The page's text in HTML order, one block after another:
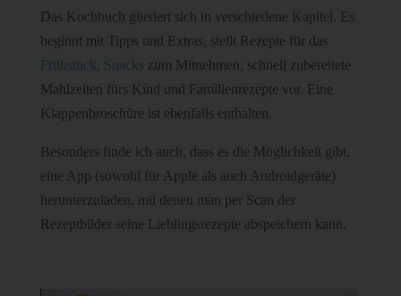
Das Kochbuch gliedert sich in verschiedene Kapitel. Es
beginnt mit Tipps und Extras, stellt Rezepte für das
Frühstück, Snacks zum Mitnehmen, schnell zubereitete
Mahlzeiten fürs Kind und Familienrezepte vor. Eine
Klappenbroschüre ist ebenfalls enthalten.
Besonders finde ich auch, dass es die Möglichkeit gibt,
eine App (sowohl für Apple als auch Androidgeräte)
herunterzuladen, mit denen man per Scan der
Rezeptbilder seine Lieblingsrezepte abspeichern kann.